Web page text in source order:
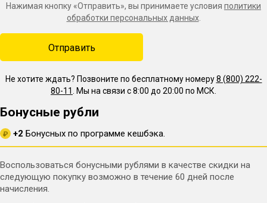
Нажимая кнопку «Отправить», вы принимаете условия политики
обработки персональных данных.
Не хотите ждать? Позвоните по бесплатному номеру8 (800) 222-
80-11. Мы на связи с 8:00 до 20:00 по МСК.
Бонусные рубли
₽ +2 Бонусных по программе кешбэка.
Воспользоваться бонусными рублями в качестве скидки на
следующую покупку возможно в течение 60 дней после
начисления.